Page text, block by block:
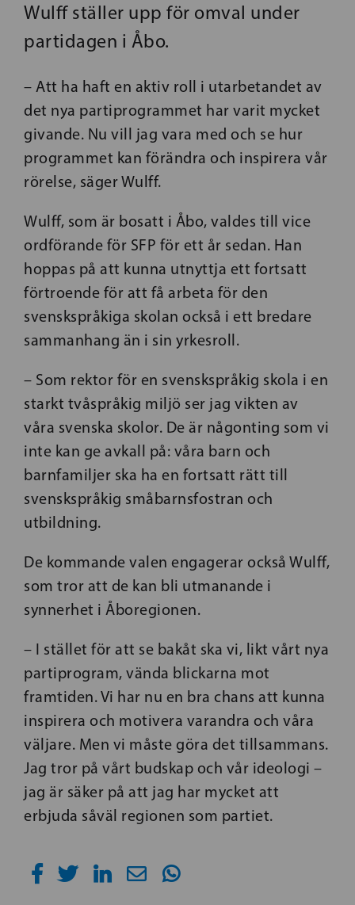
Wulff ställer upp för omval under
partidagen i Åbo.
– Att ha haft en aktiv roll i utarbetandet av
det nya partiprogrammet har varit mycket
givande. Nu vill jag vara med och se hur
programmet kan förändra och inspirera vår
rörelse, säger Wulff.
Wulff, som är bosatt i Åbo, valdes till vice
ordförande för SFP för ett år sedan. Han
hoppas på att kunna utnyttja ett fortsatt
förtroende för att få arbeta för den
svenskspråkiga skolan också i ett bredare
sammanhang än i sin yrkesroll.
– Som rektor för en svenskspråkig skola i en
starkt tvåspråkig miljö ser jag vikten av
våra svenska skolor. De är någonting som vi
inte kan ge avkall på: våra barn och
barnfamiljer ska ha en fortsatt rätt till
svenskspråkig småbarnsfostran och
utbildning.
De kommande valen engagerar också Wulff,
som tror att de kan bli utmanande i
synnerhet i Åboregionen.
– I stället för att se bakåt ska vi, likt vårt nya
partiprogram, vända blickarna mot
framtiden. Vi har nu en bra chans att kunna
inspirera och motivera varandra och våra
väljare. Men vi måste göra det tillsammans.
Jag tror på vårt budskap och vår ideologi –
jag är säker på att jag har mycket att
erbjuda såväl regionen som partiet.